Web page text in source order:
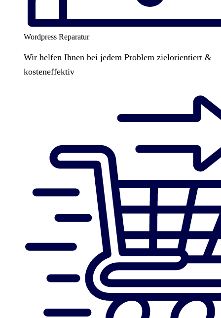
Wordpress Reparatur
Wir helfen Ihnen bei jedem Problem zielorientiert &
kosteneffektiv